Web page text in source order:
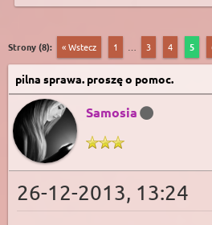
Strony (8): « Wstecz 1 3 4 5
pilna sprawa. proszę o pomoc.
Samosia
26-12-2013, 13:24